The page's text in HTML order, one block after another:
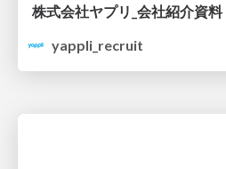
株式会社ヤプリ_会社紹介資料
yappli_recruit